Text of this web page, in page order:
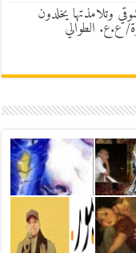
وتلامذتها يخلدون
ع.ع. الطوالي